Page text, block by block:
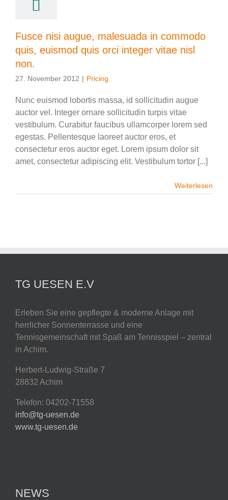
Fusce nisi augue, malesuada in commodo
quis, euismod quis orci integer vitae nisl
non.
27. November 2012 | Pricing
Nunc euismod lobortis massa, id sollicitudin augue
auctor vel. Integer ornare sollicitudin turpis vitae
vestibulum. Curabitur faucibus ullamcorper lorem sed
egestas. Pellentesque laoreet auctor eros, et
consectetur eros auctor eget. Lorem ipsum dolor sit
amet, consectetur adipiscing elit. Vestibulum tortor [...]
Weiterlesen
TG UESEN E.V
Erleben Sie eine gepflegte & moderne Anlage mit
herrlicher Sonnenterrasse und eine
Tennisgemeinschaft mit Spaß am Tennisspiel – zentral
in Achim.
Herbert-Ludwig-Straße 7
28832 Achim
Telefon: 04202-71558
info@tg-uesen.de
www.tg-uesen.de
NEWS